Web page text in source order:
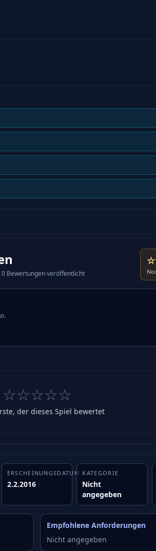
new rules for mercenary companies
intrigue. Conclave will give you
0 Bewertungen veröffentlicht
☆☆☆☆☆
der dieses Spiel bewertet
ERSCHEINUNGSDATUM
2.2.2016
KATEGORIE
Nicht
angegeben
Empfohlene Anforderungen
Nicht angegeben